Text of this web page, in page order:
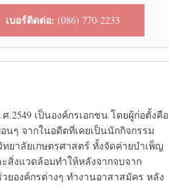
เบอร์ติดต่อ: (086) 770-2233
เป็นองค์กรเอกชน โดยผู้ก่อตั้งคือ
ๆ จากในอดีตที่เคยเป็นนักกิจกรรม
ยาลัยเกษตรศาสตร์ ทั้งจัดค่ายบำเพ็ญ
งแวดล้อมทำให้หลังจากจบจาก
ยองค์กรต่างๆ ทำงานอาสาสมัคร หลัง